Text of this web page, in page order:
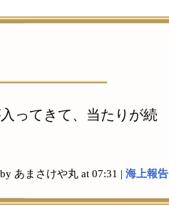
ってきて、当たりが続
あまさけや丸 at 07:31 | 海上報告